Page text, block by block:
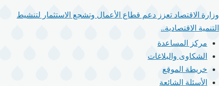
وزارة الاقتصاد تعزز دعم قطاع الأعمال وتشجع الاستثمار لتنشيط
التنمية الاقتصادية..
مركز المساعدة
الشكاوى والبلاغات
خريطة الموقع
الأسئلة الشائعة